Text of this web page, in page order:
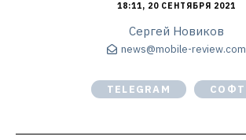
18:11, 20 СЕНТЯБРЯ 2021
Сергей Новиков
news@mobile-review.com
TELEGRAM СОФТ